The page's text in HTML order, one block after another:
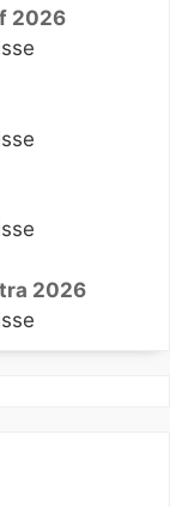
2026
2026